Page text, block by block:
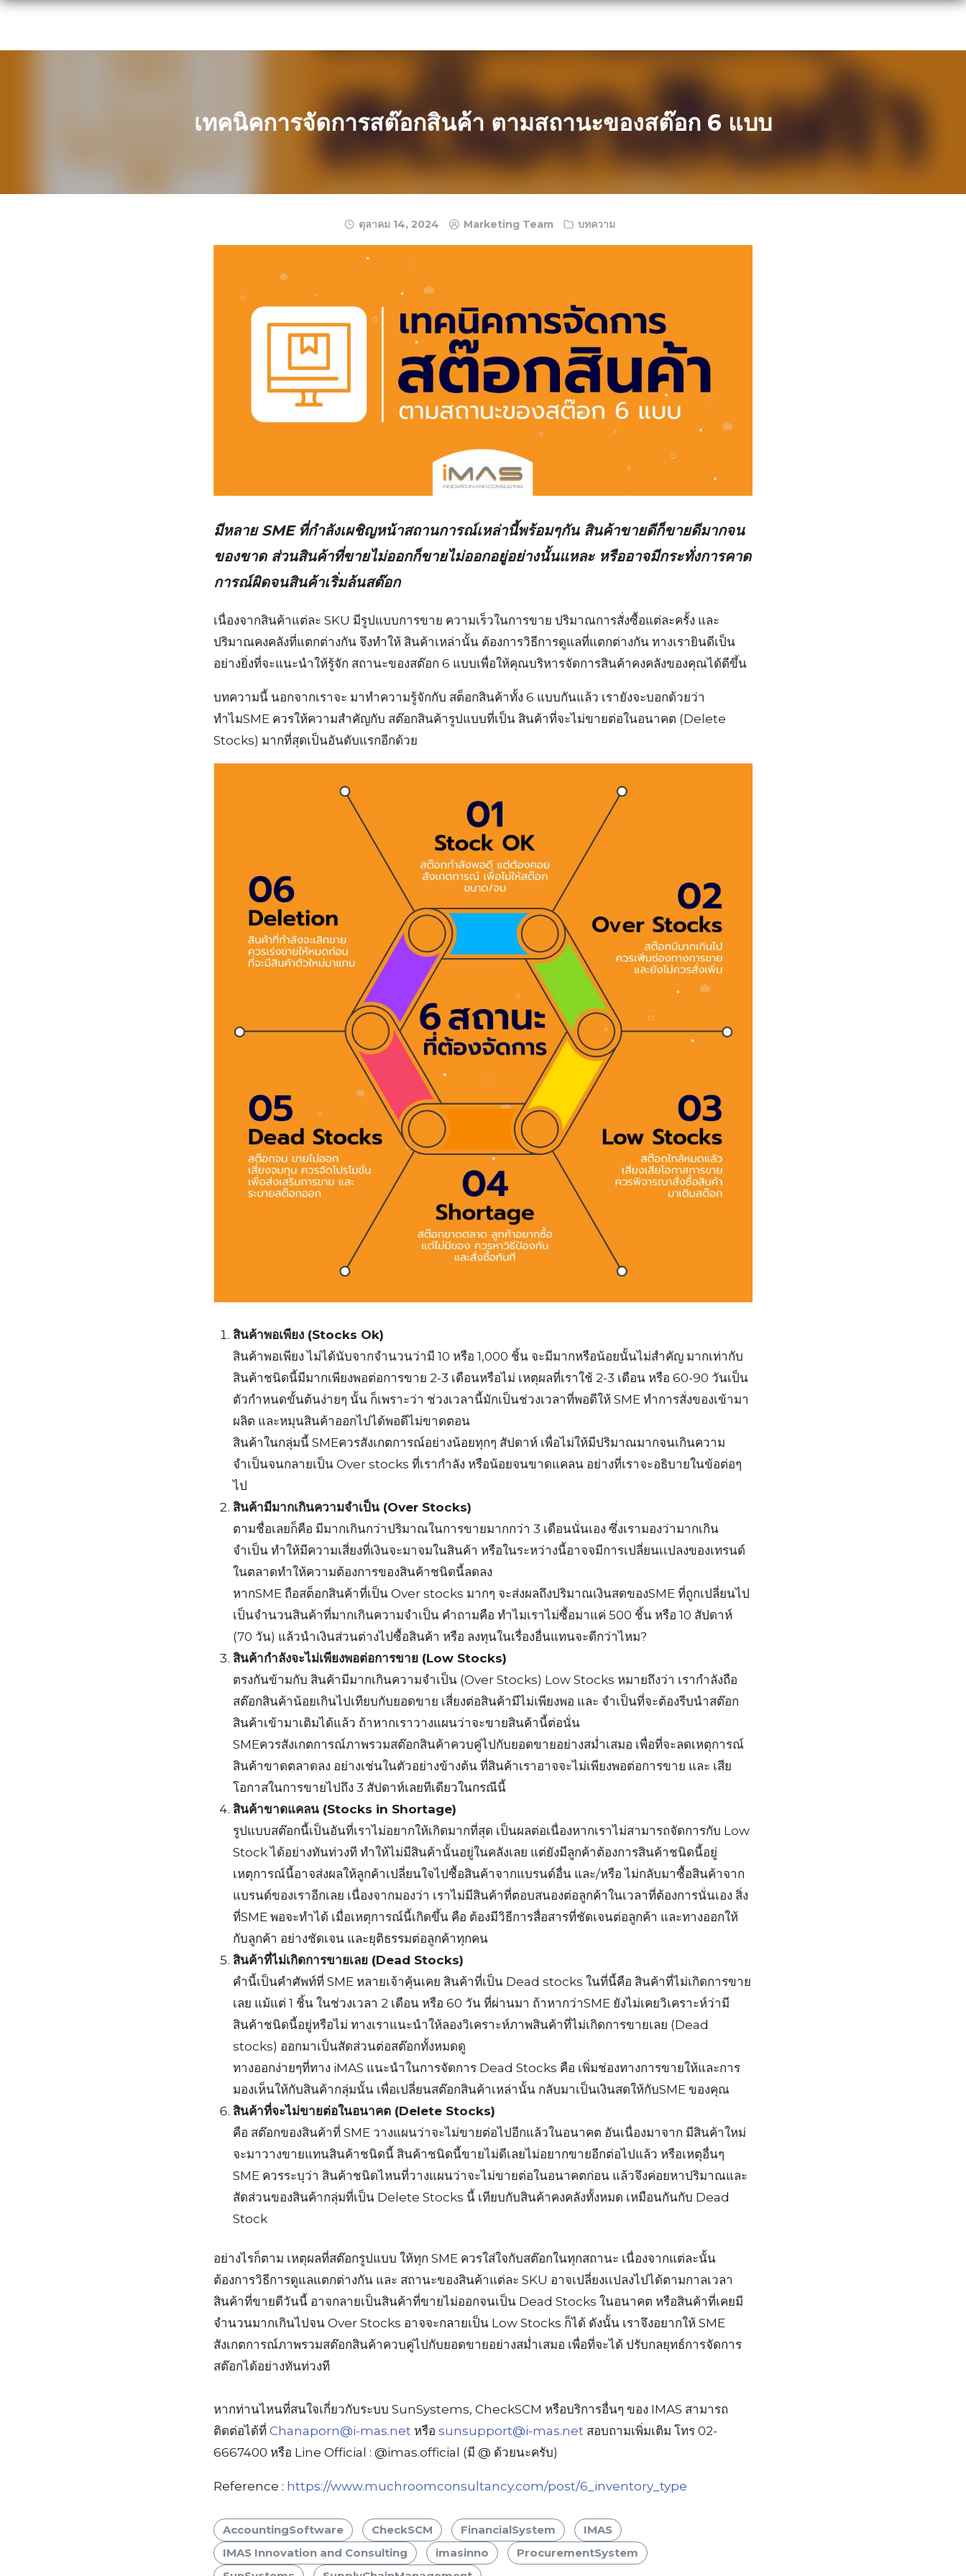
Skip
content
Search
เทคนิคการจัดการสต๊อกสินค้า ตามสถานะของสต๊อก 6 แบบ
ตุลาคม 14, 2024 Marketing Team บทความ
มีหลาย SME ที่กำลังเผชิญหน้าสถานการณ์เหล่านี้พร้อมๆกัน สินค้าขายดีก็ขายดีมากจน
ของขาด ส่วนสินค้าที่ขายไม่ออกก็ขายไม่ออกอยู่อย่างนั้นแหละ หรืออาจมีกระทั่งการคาด
การณ์ผิดจนสินค้าเริ่มล้นสต๊อก
เนื่องจากสินค้าแต่ละ SKU มีรูปแบบการขาย ความเร็วในการขาย ปริมาณการสั่งซื้อแต่ละครั้ง และ
ปริมาณคงคลังที่แตกต่างกัน จึงทำให้ สินค้าเหล่านั้น ต้องการวิธีการดูแลที่แตกต่างกัน ทางเรายินดีเป็น
อย่างยิ่งที่จะแนะนำให้รู้จัก สถานะของสต๊อก 6 แบบเพื่อให้คุณบริหารจัดการสินค้าคงคลังของคุณได้ดีขึ้น
บทความนี้ นอกจากเราจะ มาทำความรู้จักกับ สต็อกสินค้าทั้ง 6 แบบกันแล้ว เรายังจะบอกด้วยว่า
ทำไมSME ควรให้ความสำคัญกับ สต๊อกสินค้ารูปแบบที่เป็น สินค้าที่จะไม่ขายต่อในอนาคต (Delete
Stocks) มากที่สุดเป็นอันดับแรกอีกด้วย
สินค้าพอเพียง (Stocks Ok)
สินค้าพอเพียง ไม่ได้นับจากจำนวนว่ามี 10 หรือ 1,000 ชิ้น จะมีมากหรือน้อยนั้นไม่สำคัญ มากเท่ากับ
สินค้าชนิดนี้มีมากเพียงพอต่อการขาย 2-3 เดือนหรือไม่ เหตุผลที่เราใช้ 2-3 เดือน หรือ 60-90 วันเป็น
ตัวกำหนดขั้นต้นง่ายๆ นั้น ก็เพราะว่า ช่วงเวลานี้มักเป็นช่วงเวลาที่พอดีให้ SME ทำการสั่งของเข้ามา
ผลิต และหมุนสินค้าออกไปได้พอดีไม่ขาดตอน
สินค้าในกลุ่มนี้ SMEควรสังเกตการณ์อย่างน้อยทุกๆ สัปดาห์ เพื่อไม่ให้มีปริมาณมากจนเกินความ
จำเป็นจนกลายเป็น Over stocks ที่เรากำลัง หรือน้อยจนขาดแคลน อย่างที่เราจะอธิบายในข้อต่อๆ
ไป
สินค้ามีมากเกินความจำเป็น (Over Stocks)
ตามชื่อเลยก็คือ มีมากเกินกว่าปริมาณในการขายมากกว่า 3 เดือนนั่นเอง ซึ่งเรามองว่ามากเกิน
จำเป็น ทำให้มีความเสี่ยงที่เงินจะมาจมในสินค้า หรือในระหว่างนี้อาจจมีการเปลี่ยนเเปลงของเทรนด์
ในตลาดทำให้ความต้องการของสินค้าชนิดนี้ลดลง
หากSME ถือสต็อกสินค้าที่เป็น Over stocks มากๆ จะส่งผลถึงปริมาณเงินสดของSME ที่ถูกเปลี่ยนไป
เป็นจำนวนสินค้าที่มากเกินความจำเป็น คำถามคือ ทำไมเราไม่ซื้อมาแค่ 500 ชิ้น หรือ 10 สัปดาห์
(70 วัน) แล้วนำเงินส่วนต่างไปซื้อสินค้า หรือ ลงทุนในเรื่องอื่นแทนจะดีกว่าไหม?
สินค้ากำลังจะไม่เพียงพอต่อการขาย (Low Stocks)
ตรงกันข้ามกับ สินค้ามีมากเกินความจำเป็น (Over Stocks) Low Stocks หมายถึงว่า เรากำลังถือ
สต๊อกสินค้าน้อยเกินไปเทียบกับยอดขาย เสี่ยงต่อสินค้ามีไม่เพียงพอ และ จำเป็นที่จะต้องรีบนำสต๊อก
สินค้าเข้ามาเติมได้แล้ว ถ้าหากเราวางแผนว่าจะขายสินค้านี้ต่อนั่น
SMEควรสังเกตการณ์ภาพรวมสต๊อกสินค้าควบคู่ไปกับยอดขายอย่างสม่ำเสมอ เพื่อที่จะลดเหตุการณ์
สินค้าขาดตลาดลง อย่างเช่นในตัวอย่างข้างต้น ที่สินค้าเราอาจจะไม่เพียงพอต่อการขาย และ เสีย
โอกาสในการขายไปถึง 3 สัปดาห์เลยทีเดียวในกรณีนี้
สินค้าขาดแคลน (Stocks in Shortage)
รูปแบบสต๊อกนี้เป็นอันที่เราไม่อยากให้เกิดมากที่สุด เป็นผลต่อเนื่องหากเราไม่สามารถจัดการกับ Low
Stock ได้อย่างทันท่วงที ทำให้ไม่มีสินค้านั้นอยู่ในคลังเลย แต่ยังมีลูกค้าต้องการสินค้าชนิดนี้อยู่
เหตุการณ์นี้อาจส่งผลให้ลูกค้าเปลี่ยนใจไปซื้อสินค้าจากแบรนด์อื่น และ/หรือ ไม่กลับมาซื้อสินค้าจาก
แบรนด์ของเราอีกเลย เนื่องจากมองว่า เราไม่มีสินค้าที่ตอบสนองต่อลูกค้าในเวลาที่ต้องการนั่นเอง สิ่ง
ที่SME พอจะทำได้ เมื่อเหตุการณ์นี้เกิดขึ้น คือ ต้องมีวิธีการสื่อสารที่ชัดเจนต่อลูกค้า และทางออกให้
กับลูกค้า อย่างชัดเจน และยุติธรรมต่อลูกค้าทุกคน
สินค้าที่ไม่เกิดการขายเลย (Dead Stocks)
คำนี้เป็นคำศัพท์ที่ SME หลายเจ้าคุ้นเคย สินค้าที่เป็น Dead stocks ในที่นี้คือ สินค้าที่ไม่เกิดการขาย
เลย แม้แต่ 1 ชิ้น ในช่วงเวลา 2 เดือน หรือ 60 วัน ที่ผ่านมา ถ้าหากว่าSME ยังไม่เคยวิเคราะห์ว่ามี
สินค้าชนิดนี้อยู่หรือไม่ ทางเราแนะนำให้ลองวิเคราะห์ภาพสินค้าที่ไม่เกิดการขายเลย (Dead
stocks) ออกมาเป็นสัดส่วนต่อสต๊อกทั้งหมดดู
ทางออกง่ายๆที่ทาง iMAS แนะนำในการจัดการ Dead Stocks คือ เพิ่มช่องทางการขายให้และการ
มองเห็นให้กับสินค้ากลุ่มนั้น เพื่อเปลี่ยนสต๊อกสินค้าเหล่านั้น กลับมาเป็นเงินสดให้กับSME ของคุณ
สินค้าที่จะไม่ขายต่อในอนาคต (Delete Stocks)
คือ สต๊อกของสินค้าที่ SME วางแผนว่าจะไม่ขายต่อไปอีกแล้วในอนาคต อันเนื่องมาจาก มีสินค้าใหม่
จะมาวางขายแทนสินค้าชนิดนี้ สินค้าชนิดนี้ขายไม่ดีเลยไม่อยากขายอีกต่อไปแล้ว หรือเหตุอื่นๆ
SME ควรระบุว่า สินค้าชนิดไหนที่วางแผนว่าจะไม่ขายต่อในอนาคตก่อน แล้วจึงค่อยหาปริมาณและ
สัดส่วนของสินค้ากลุ่มที่เป็น Delete Stocks นี้ เทียบกับสินค้าคงคลังทั้งหมด เหมือนกันกับ Dead
Stock
อย่างไรก็ตาม เหตุผลที่สต๊อกรูปแบบ ให้ทุก SME ควรใส่ใจกับสต๊อกในทุกสถานะ เนื่องจากแต่ละนั้น
ต้องการวิธีการดูแลแตกต่างกัน และ สถานะของสินค้าแต่ละ SKU อาจเปลี่ยงเเปลงไปได้ตามกาลเวลา
สินค้าที่ขายดีวันนี้ อาจกลายเป็นสินค้าที่ขายไม่ออกจนเป็น Dead Stocks ในอนาคต หรือสินค้าที่เคยมี
จำนวนมากเกินไปจน Over Stocks อาจจะกลายเป็น Low Stocks ก็ได้ ดังนั้น เราจึงอยากให้ SME
สังเกตการณ์ภาพรวมสต๊อกสินค้าควบคู่ไปกับยอดขายอย่างสม่ำเสมอ เพื่อที่จะได้ ปรับกลยุทธ์การจัดการ
สต๊อกได้อย่างทันท่วงที
หากท่านไหนที่สนใจเกี่ยวกับระบบ SunSystems, CheckSCM หรือบริการอื่นๆ ของ IMAS สามารถ
ติดต่อได้ที่ Chanaporn@i-mas.net หรือ sunsupport@i-mas.net สอบถามเพิ่มเติม โทร 02-
6667400 หรือ Line Official : @imas.official (มี @ ด้วยนะครับ)
Reference : https://www.muchroomconsultancy.com/post/6_inventory_type
AccountingSoftware CheckSCM FinancialSystem
IMAS
IMAS Innovation and Consulting
imasinno
ProcurementSystem